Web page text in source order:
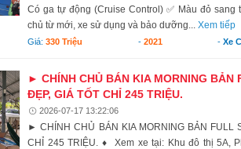
Có ga tự động (Cruise Control) ✅ Màu đỏ sang
chủ từ mới, xe sử dụng và bảo dưỡng...Xem tiếp
Giá:330 Triệu - 2021 -Xe
► CHÍNH CHỦ BÁN KIA MORNING BẢN
ĐẸP, GIÁ TỐT CHỈ 245 TRIỆU.
2026-07-17 13:22:06
► CHÍNH CHỦ BÁN KIA MORNING BẢN FULL
CHỈ 245 TRIỆU. ♦ Xem xe tại: Khu đô thị 5A,